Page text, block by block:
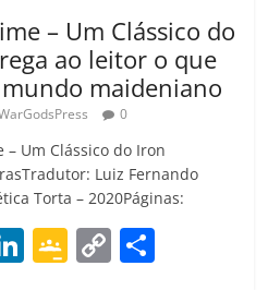
– Um Clássico do
ao leitor o que
maideniano
0
– Um Clássico do Iron
Luiz Fernando
Torta – 2020Páginas:
Li G C